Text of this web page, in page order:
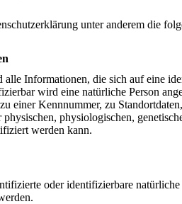
unter anderem die
alle Informationen, die sich auf eine
wird eine natürliche Person
einer Kennnummer, zu
physiologischen,
werden kann.
oder identifizierbare